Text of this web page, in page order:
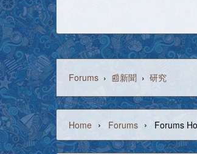
Forums › 📰新聞 › 研究
Home › Forums › Forums